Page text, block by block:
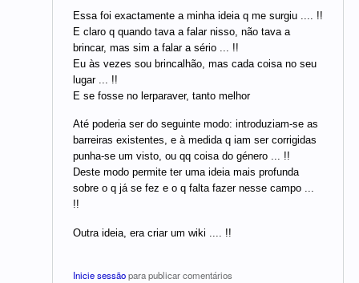
Essa foi exactamente a minha ideia q me surgiu .... !!
E claro q quando tava a falar nisso, não tava a
brincar, mas sim a falar a sério ... !!
Eu às vezes sou brincalhão, mas cada coisa no seu
lugar ... !!
E se fosse no lerparaver, tanto melhor
Até poderia ser do seguinte modo: introduziam-se as
barreiras existentes, e à medida q iam ser corrigidas
punha-se um visto, ou qq coisa do género ... !!
Deste modo permite ter uma ideia mais profunda
sobre o q já se fez e o q falta fazer nesse campo ...
!!
Outra ideia, era criar um wiki .... !!
Inicie sessãopara publicar comentários